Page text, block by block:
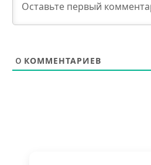
0 КОММЕНТАРИЕВ